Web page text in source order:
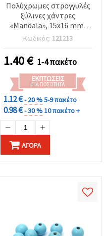
Πολύχρωμες στρογγυλές
ξύλινες χάντρες
«Mandala», 15x16 mm,
οπή 4 mm, μικτά
χρώματα – σετ 10 τεμ.
Κωδικός: 121213
1.40€ 1-4 πακέτο
ΕΚΠΤΏΣΕΙΣ
ΓΙΑ ΠΟΣΌΤΗΤΑ
1.12 €- 20 %5-9 πακέτο
0.98 €- 30 %10 πακέτο +
ΑΓΟΡΆ